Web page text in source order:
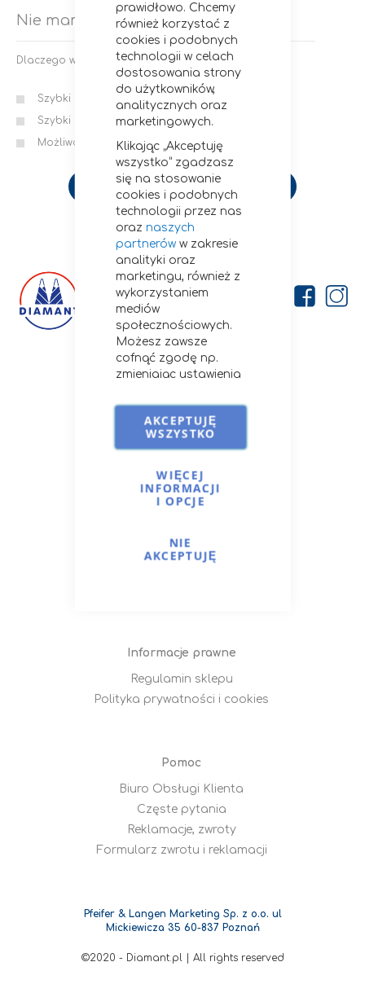
prawidłowo. Chcemy
również korzystać z
cookies i podobnych
technologii w celach
dostosowania strony
do użytkowników,
analitycznych oraz
marketingowych.
Klikając „Akceptuję
wszystko” zgadzasz
się na stosowanie
cookies i podobnych
technologii przez nas
oraz naszych
partneróww zakresie
analityki oraz
marketingu, również z
wykorzystaniem
mediów
społecznościowych.
Możesz zawsze
cofnąć zgodę np.
zmieniając ustawienia
lub zmieniając
ustawienia
przeglądarki.
przez nas cookies i
podobnych
technologii znajdziesz
technologie.
AKCEPTUJĘ
WSZYSTKO
WIĘCEJ
INFORMACJI
I OPCJE
NIE
AKCEPTUJĘ
Nie mam konta
Dlaczego warto założyć u nas konto?
Szybki i wygodny proces zamawiania
Szybki dostęp do statusów i historii zamówień
Możliwość zapisania wielu adresów wysyłki
Utwórz konto
Firma
Kontakt
Porady i przepisy
Zaloguj się
Informacje prawne
Regulamin sklepu
Polityka prywatności i cookies
Pomoc
Biuro Obsługi Klienta
Częste pytania
Reklamacje, zwroty
Formularz zwrotu i reklamacji
Pfeifer & Langen Marketing Sp. z o.o. ul
Mickiewicza 35 60-837 Poznań
©2020 - Diamant.pl | All rights reserved